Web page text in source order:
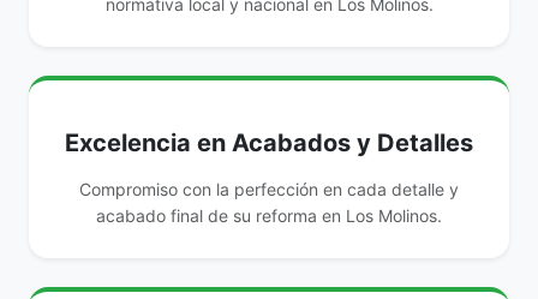
normativa local y nacional en Los Molinos.
Excelencia en Acabados y Detalles
Compromiso con la perfección en cada detalle y
acabado final de su reforma en Los Molinos.